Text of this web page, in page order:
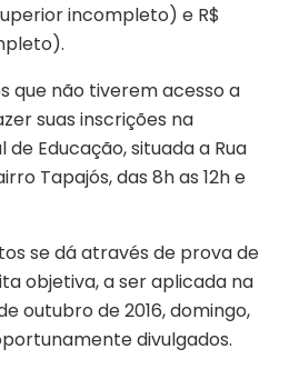
incompleto) e R$
que não tiverem acesso a
suas inscrições na
Educação, situada a Rua
Tapajós, das 8h as 12h e
se dá através de prova de
objetiva, a ser aplicada na
outubro de 2016, domingo,
divulgados.